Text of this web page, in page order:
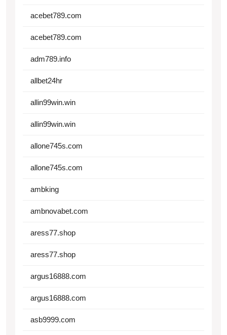
acebet789.com
acebet789.com
adm789.info
allbet24hr
allin99win.win
allin99win.win
allone745s.com
allone745s.com
ambking
ambnovabet.com
aress77.shop
aress77.shop
argus16888.com
argus16888.com
asb9999.com